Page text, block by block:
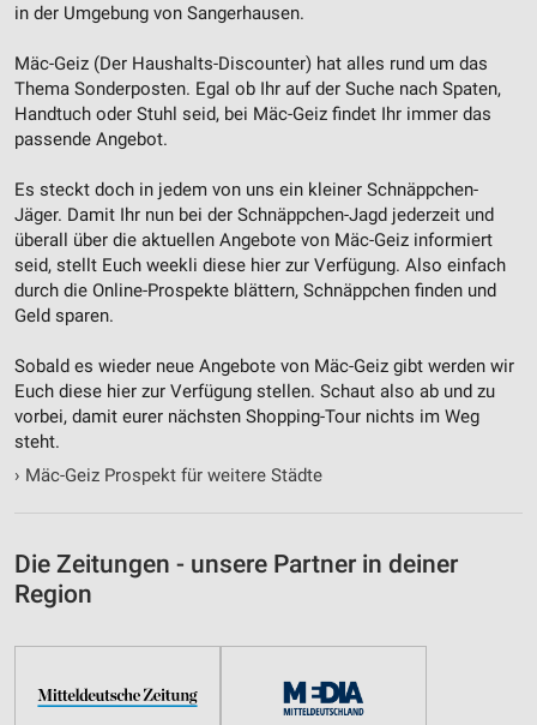
in der Umgebung von Sangerhausen.
Mäc-Geiz (Der Haushalts-Discounter) hat alles rund um das
Thema Sonderposten. Egal ob Ihr auf der Suche nach Spaten,
Handtuch oder Stuhl seid, bei Mäc-Geiz findet Ihr immer das
passende Angebot.
Es steckt doch in jedem von uns ein kleiner Schnäppchen-
Jäger. Damit Ihr nun bei der Schnäppchen-Jagd jederzeit und
überall über die aktuellen Angebote von Mäc-Geiz informiert
seid, stellt Euch weekli diese hier zur Verfügung. Also einfach
durch die Online-Prospekte blättern, Schnäppchen finden und
Geld sparen.
Sobald es wieder neue Angebote von Mäc-Geiz gibt werden wir
Euch diese hier zur Verfügung stellen. Schaut also ab und zu
vorbei, damit eurer nächsten Shopping-Tour nichts im Weg
steht.
› Mäc-Geiz Prospekt für weitere Städte
Die Zeitungen - unsere Partner in deiner
Region
Analyse von Zielgruppen durch Statistiken oder
Quellen
Entwicklung und Verbesserung der Angebote
Inhalten
IAB-Besonderheiten:
Verwendung genauer Standortdaten
Geräte anhand von aktiv angeforderten
Nicht-IAB-Verarbeitungszwecke:
Notwendig
Werbung